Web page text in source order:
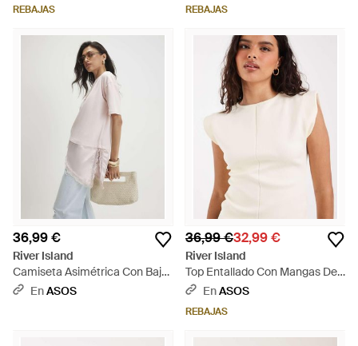
REBAJAS
- Rojo
REBAJAS
36,99 €
River Island
Camiseta Asimétrica Con Bajo
De Encaje - Neutro
EnASOS
36,99 €32,99 €
River Island
Top Entallado Con Mangas De
Casquillo De Punto Fino-Blanco
EnASOS
REBAJAS